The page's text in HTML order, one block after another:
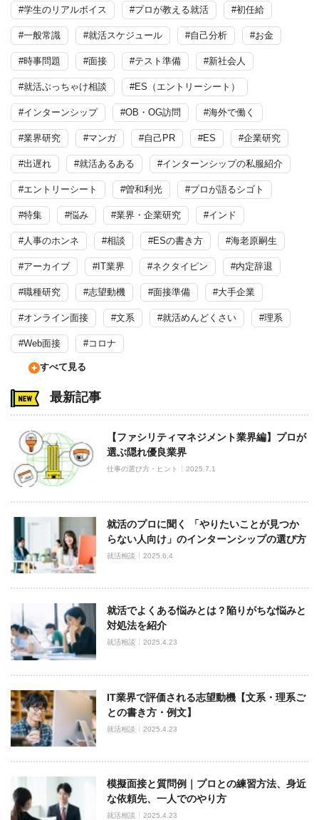
#学生のリアルボイス #プロが教える就活 #初任給
#一般常識 #就活スケジュール #自己分析 #お金
#時事問題 #面接 #テスト準備 #新社会人
#就活ぶっちゃけ相談 #ES（エントリーシート）
#インターンシップ #OB・OG訪問 #海外で働く
#業界研究 #マンガ #自己PR #ES #企業研究
#出遅れ #就活あるある #インターンシップの私服紹介
#エントリーシート #曽和利光 #プロが語るシゴト
#特集 #悩み #業界・企業研究 #インド
#人事のホンネ #相談 #ESの書き方 #海老原嗣生
#アーカイブ #IT業界 #ネクタイピン #内定辞退
#職種研究 #志望動機 #面接準備 #大手企業
#オンライン面接 #文系 #就活めんどくさい #理系
#Web面接 #コロナ
すべて見る
最新記事
【ファシリティマネジメント業界編】プロが
選ぶ隠れ優良業界
仕事の選び方・ヒント 2025.7.1
就活のプロに聞く 「やりたいことが見つか
らない人向け」のインターンシップの選び方
就活相談 2025.6.4
就活でよくある悩みとは？陥りがちな悩みと
対処法を紹介
就活相談 2025.4.23
IT業界で評価される志望動機【文系・理系ご
との書き方・例文】
就活相談 2025.4.23
模擬面接と質問例｜プロとの練習方法、身近
な依頼先、一人でのやり方
就活相談 2025.4.23